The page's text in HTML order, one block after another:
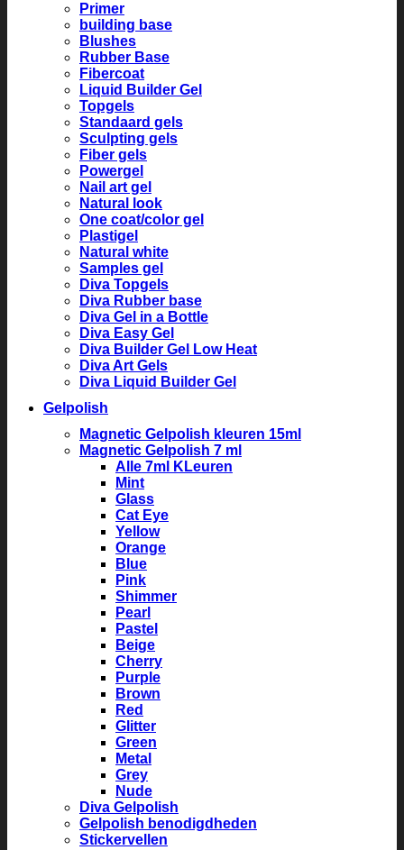
Primer
building base
Blushes
Rubber Base
Fibercoat
Liquid Builder Gel
Topgels
Standaard gels
Sculpting gels
Fiber gels
Powergel
Nail art gel
Natural look
One coat/color gel
Plastigel
Natural white
Samples gel
Diva Topgels
Diva Rubber base
Diva Gel in a Bottle
Diva Easy Gel
Diva Builder Gel Low Heat
Diva Art Gels
Diva Liquid Builder Gel
Gelpolish
Magnetic Gelpolish kleuren 15ml
Magnetic Gelpolish 7 ml
Alle 7ml KLeuren
Mint
Glass
Cat Eye
Yellow
Orange
Blue
Pink
Shimmer
Pearl
Pastel
Beige
Cherry
Purple
Brown
Red
Glitter
Green
Metal
Grey
Nude
Diva Gelpolish
Gelpolish benodigdheden
Stickervellen